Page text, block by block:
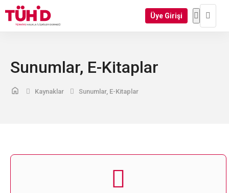
Üye Girişi
Sunumlar, E-Kitaplar
Kaynaklar Sunumlar, E-Kitaplar